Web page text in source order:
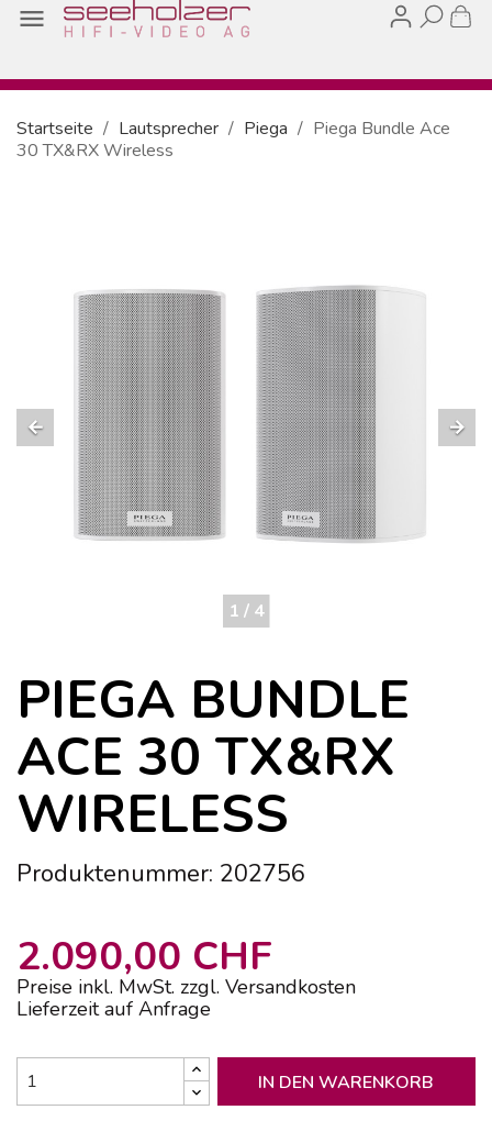

Startseite Lautsprecher Piega
Piega Bundle Ace
30 TX&RX Wireless
1 / 4
arrow_back arrow_forward
PIEGA BUNDLE
ACE 30 TX&RX
WIRELESS
Produktenummer: 202756
2.090,00 CHF
Preise inkl. MwSt. zzgl. Versandkosten
Lieferzeit auf Anfrage
IN DEN WARENKORB